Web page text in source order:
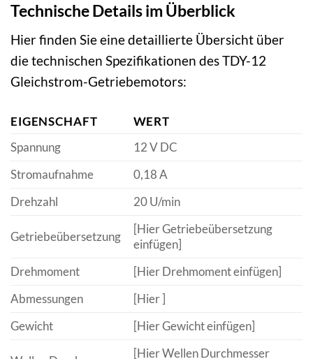
Technische Details im Überblick
Hier finden Sie eine detaillierte Übersicht über
die technischen Spezifikationen des TDY-12
Gleichstrom-Getriebemotors:
EIGENSCHAFT
WERT
Spannung
12 V DC
Stromaufnahme
0,18 A
Drehzahl
20 U/min
Getriebeübersetzung
[Hier Getriebeübersetzung
einfügen]
Drehmoment
[Hier Drehmoment einfügen]
Abmessungen
[Hier ]
Gewicht
[Hier Gewicht einfügen]
[Hier Wellen Durchmesser